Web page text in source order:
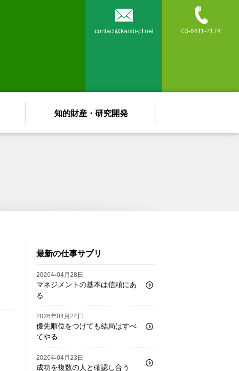

contact@kandi-pt.net

03-6411-2174
知的財産・研究開発
最新の仕事サプリ
2026年04月28日
マネジメントの基本は信頼にあ
る
2026年04月24日
優先順位をつけても結局はすべ
てやる
2026年04月23日
成功を複数の人と確認し合う